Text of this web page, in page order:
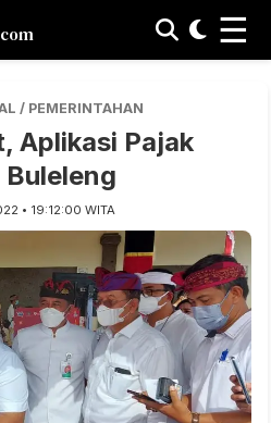
☰
/ PEMERINTAHAN
Aplikasi Pajak
• 19:12:00 WITA